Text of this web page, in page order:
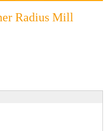
Radius Mill